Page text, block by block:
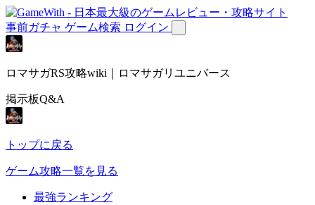
事前ガチャ ゲーム検索 ログイン
ロマサガRS攻略wiki｜ロマサガリユニバース
掲示板Q&A
トップに戻る
ゲーム攻略一覧を見る
最強ランキング